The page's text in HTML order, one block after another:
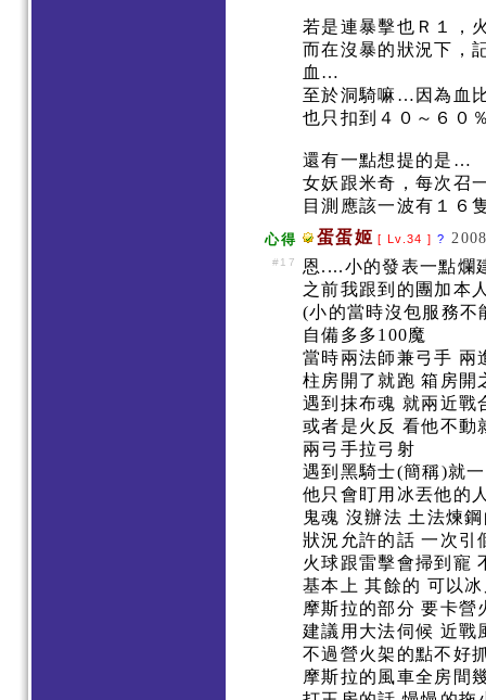
若是連暴擊也Ｒ１，
而在沒暴的狀況下，
血…
至於洞騎嘛…因為血
也只扣到４０～６
還有一點想提的是…
女妖跟米奇，每次召
目測應該一波有１６
心得 蛋蛋姬 [ Lv.34 ] ?
#17
恩....小的發表一點爛
之前我跟到的團加本
(小的當時沒包服務
自備多多100魔
當時兩法師兼弓手 兩
柱房開了就跑 箱房
遇到抹布魂 就兩近
或者是火反 看他不動
兩弓手拉弓射
遇到黑騎士(簡稱)就
他只會盯用冰丟他的
鬼魂 沒辦法 土法煉
狀況允許的話 一次
火球跟雷擊會掃到寵
基本上 其餘的 可以
摩斯拉的部分 要卡
建議用大法伺候 近
不過營火架的點不好
摩斯拉的風車全房間